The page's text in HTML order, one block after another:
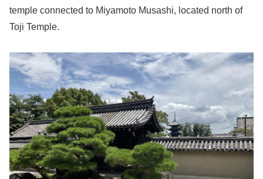
temple connected to Miyamoto Musashi, located north of
Toji Temple.